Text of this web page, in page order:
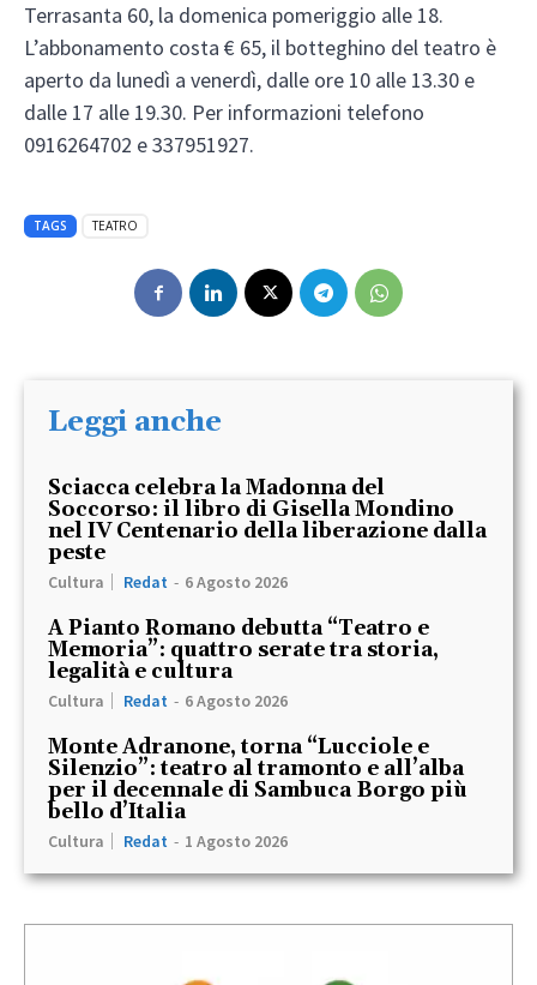
Terrasanta 60, la domenica pomeriggio alle 18.
L’abbonamento costa € 65, il botteghino del teatro è
aperto da lunedì a venerdì, dalle ore 10 alle 13.30 e
dalle 17 alle 19.30. Per informazioni telefono
0916264702 e 337951927.
TAGS TEATRO
Leggi anche
Sciacca celebra la Madonna del
Soccorso: il libro di Gisella Mondino
nel IV Centenario della liberazione dalla
peste
Cultura Redat - 6 Agosto 2026
A Pianto Romano debutta “Teatro e
Memoria”: quattro serate tra storia,
legalità e cultura
Cultura Redat - 6 Agosto 2026
Monte Adranone, torna “Lucciole e
Silenzio”: teatro al tramonto e all’alba
per il decennale di Sambuca Borgo più
bello d’Italia
Cultura Redat - 1 Agosto 2026